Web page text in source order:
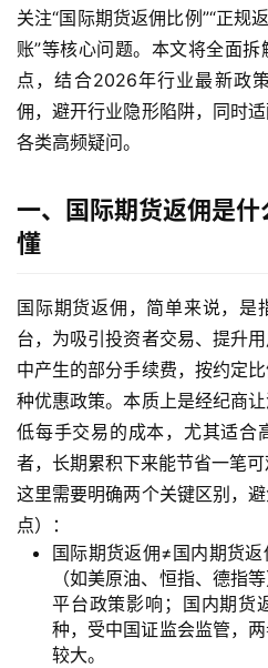
关注“国际期货返佣比例”“正规
账”等核心问题。本文将全面
点，结合2026年行业最新政
佣，避开行业隐形陷阱，同时
各类高频疑问。
一、国际期货返佣是
懂
国际期货返佣，简单来说，是
台，为吸引投资者交易、提升
中产生的部分手续费，按约定
种优惠政策。本质上是经纪商
低每手交易的成本，尤其适合
者，长期累积下来能节省一笔可
这里需要明确两个关键区别，
点）：
国际期货返佣≠国内期货
（如美原油、恒指、德指
平台政策影响；国内期货
种，受中国证监会监管，
较大。